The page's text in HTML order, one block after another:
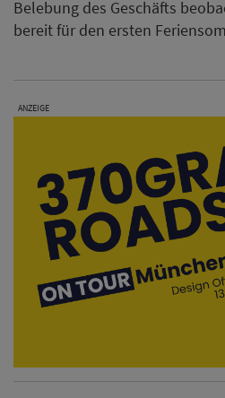
Belebung des Geschäfts
bereit für den ersten
ANZEIGE